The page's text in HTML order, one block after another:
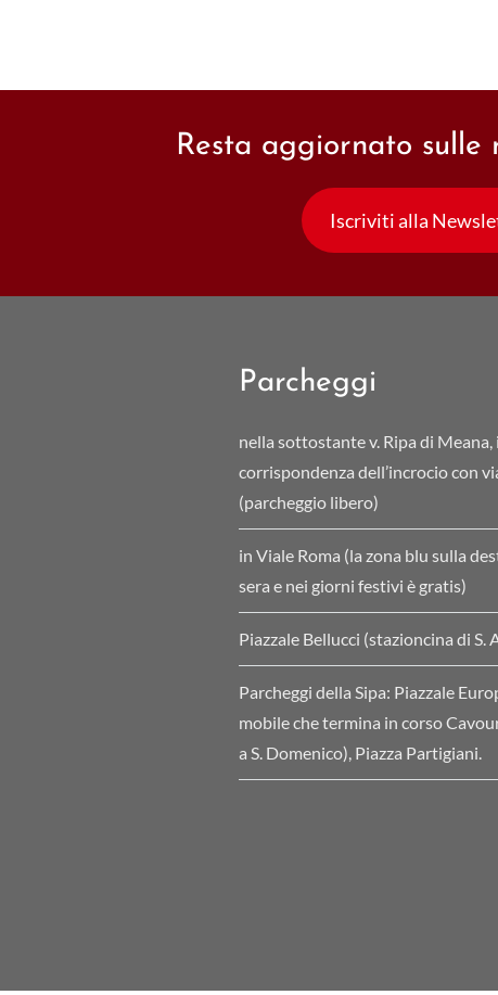
Resta aggiornato sulle
Iscriviti alla
Parcheggi
nella sottostante v. Ripa di Meana,
corrispondenza dell’incrocio con
(parcheggio libero)
in Viale Roma (la zona blu sulla
sera e nei giorni festivi è gratis)
Piazzale Bellucci (stazioncina di S.
Parcheggi della Sipa: Piazzale
mobile che termina in corso
a S. Domenico), Piazza Partigiani.